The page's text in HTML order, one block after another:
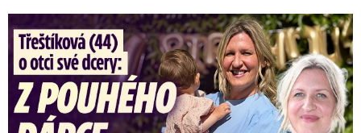
Třeštíková (44) o otci dcery: Z dárce spermatu pravý táta